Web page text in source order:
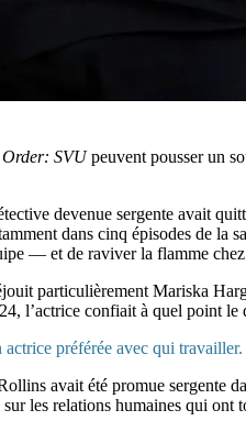
SVUpeuvent pousser un
devenue sergente avait
dans cinq épisodes de la
— et de raviver la flamme
particulièrement Mariska
l’actrice confiait à quel point
préférée avec qui
avait été promue sergente
sur les relations humaines qui